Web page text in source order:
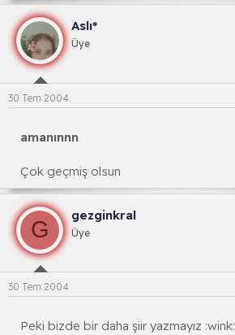
Aslı*
Üye
30 Tem 2004
amanınnn
Çok geçmiş olsun
G
gezginkral
Üye
30 Tem 2004
Peki bizde bir daha şiir yazmayız :wink: